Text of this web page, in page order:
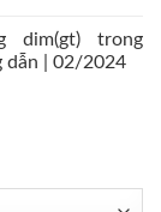
dim(gt) trong
dẫn | 02/2024